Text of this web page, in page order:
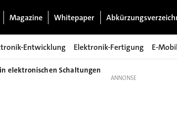
Magazine Whitepaper
Entwicklung Elektronik-Fertigung E-
elektronischen Schaltungen